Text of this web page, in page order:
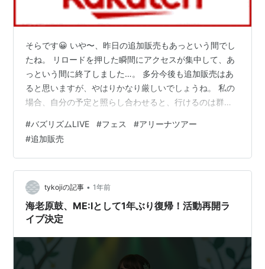
そらです😀 いや〜、昨日の追加販売もあっという間でし
たね。 リロードを押した瞬間にアクセスが集中して、あ
っという間に終了しました…。 多分今後も追加販売はあ
ると思いますが、やはりかなり厳しいでしょうね。 私の
場合、自分の予定と照らし合わせると、行けるのは群馬
しいと思います。 そこで、私は「バズリズムライブ」で
NiziUに会いに行こうと思い、今日チケットを購入 しまし
た！ 2026年早々にアリーナツアーも予定されています
が、もし外れて行けなかったら、 NiziUに1年以上会えな
いことになりますから（2月にAWAKEツアーは行ってま
すが）、そ れ…
#バズリズムLIVE #フェス #アリーナツアー
#追加販売
tykojiの記事 • 1年前
海老原鼓、ME:Iとして1年ぶり復帰！活動再開ラ
イブ決定